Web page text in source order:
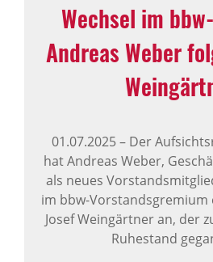
Wechsel im
Andreas Weber
01.07.2025–Der
hat Andreas Weber,
als neues
im bbw-Vorstandsgremium
Josef Weingärtner an, der
Ruhestand